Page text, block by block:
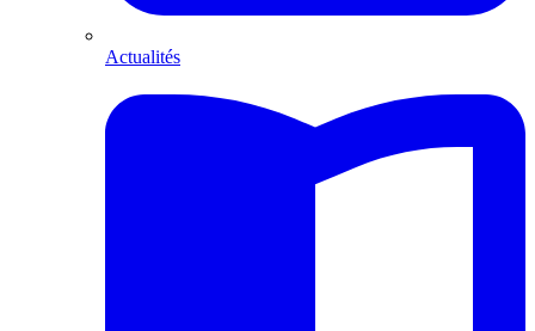
Actualités